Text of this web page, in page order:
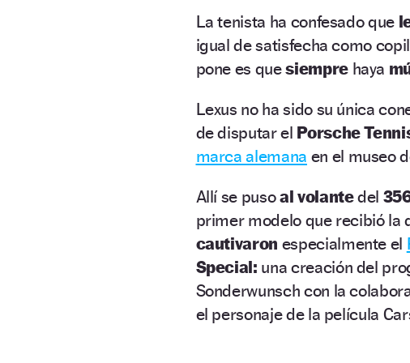
La tenista ha confesado que
igual de satisfecha como
pone es quesiempre haya
Lexus no ha sido su única
de disputar el Porsche
marca alemana en el museo
Allí se pusoal volantedel
primer modelo que recibió la
cautivaron especialmente el
Special: una creación del
Sonderwunsch con la
el personaje de la película